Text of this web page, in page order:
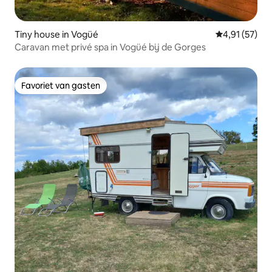
Tiny house in Vogüé Gemiddelde
4,91 (57)
Caravan met privé spa in Vogüé bij de Gorges
Favoriet van gasten
Favoriet van gasten